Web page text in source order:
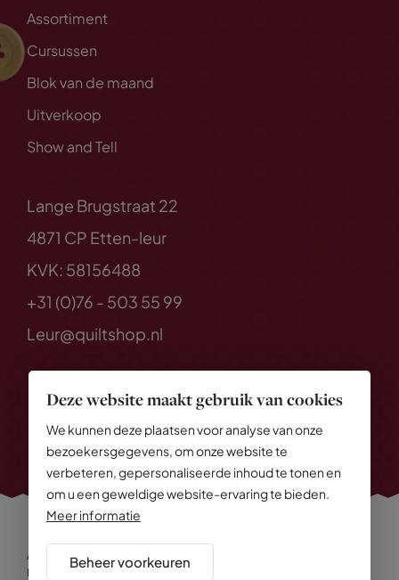
Deze website maakt gebruik van cookies
We kunnen deze plaatsen voor analyse van onze
bezoekersgegevens, om onze website te
verbeteren, gepersonaliseerde inhoud te tonen en
om u een geweldige website-ervaring te bieden.
Meer informatie
Beheer voorkeuren
Assortiment
Cursussen
Blok van de maand
Uitverkoop
Show and Tell
Lange Brugstraat 22
4871 CP Etten-leur
KVK: 58156488
+31 (0)76 - 503 55 99
Leur@quiltshop.nl
Alle rechten voorbehouden
Privacy Policy
Algemene voorwaarden